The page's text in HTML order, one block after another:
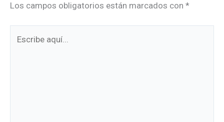
Los campos obligatorios están marcados con *
aquí...